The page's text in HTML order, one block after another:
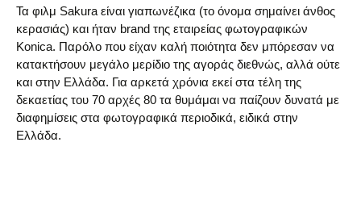
Τα φιλμ Sakura είναι γιαπωνέζικα (το όνομα σημαίνει άνθος
κερασιάς) και ήταν brand της εταιρείας φωτογραφικών
Konica. Παρόλο που είχαν καλή ποιότητα δεν μπόρεσαν να
κατακτήσουν μεγάλο μερίδιο της αγοράς διεθνώς, αλλά ούτε
και στην Ελλάδα. Για αρκετά χρόνια εκεί στα τέλη της
δεκαετίας του 70 αρχές 80 τα θυμάμαι να παίζουν δυνατά με
διαφημίσεις στα φωτογραφικά περιοδικά, ειδικά στην
Ελλάδα.